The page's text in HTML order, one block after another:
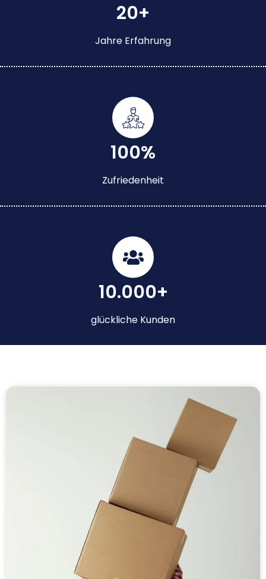
20+
Jahre Erfahrung
100%
Zufriedenheit
10.000+
glückliche Kunden